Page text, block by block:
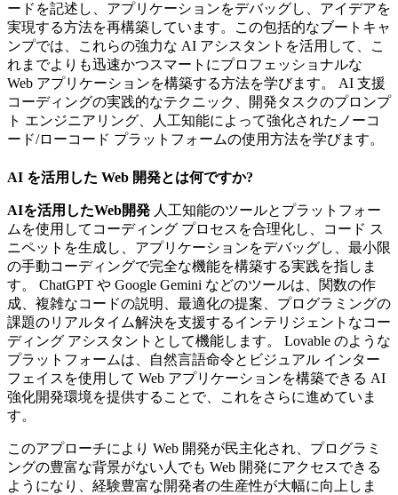
ードを記述し、アプリケーションをデバッグし、アイデアを
実現する方法を再構築しています。この包括的なブートキャ
ンプでは、これらの強力な AI アシスタントを活用して、こ
れまでよりも迅速かつスマートにプロフェッショナルな
Web アプリケーションを構築する方法を学びます。 AI 支援
コーディングの実践的なテクニック、開発タスクのプロンプ
ト エンジニアリング、人工知能によって強化されたノーコ
ード/ローコード プラットフォームの使用方法を学びます。
AI を活用した Web 開発とは何ですか?
AIを活用したWeb開発 人工知能のツールとプラットフォー
ムを使用してコーディング プロセスを合理化し、コード ス
ニペットを生成し、アプリケーションをデバッグし、最小限
の手動コーディングで完全な機能を構築する実践を指しま
す。 ChatGPT や Google Gemini などのツールは、関数の作
成、複雑なコードの説明、最適化の提案、プログラミングの
課題のリアルタイム解決を支援するインテリジェントなコー
ディング アシスタントとして機能します。 Lovable のような
プラットフォームは、自然言語命令とビジュアル インター
フェイスを使用して Web アプリケーションを構築できる AI
強化開発環境を提供することで、これをさらに進めていま
す。
このアプローチにより Web 開発が民主化され、プログラミ
ングの豊富な背景がない人でも Web 開発にアクセスできる
ようになり、経験豊富な開発者の生産性が大幅に向上しま